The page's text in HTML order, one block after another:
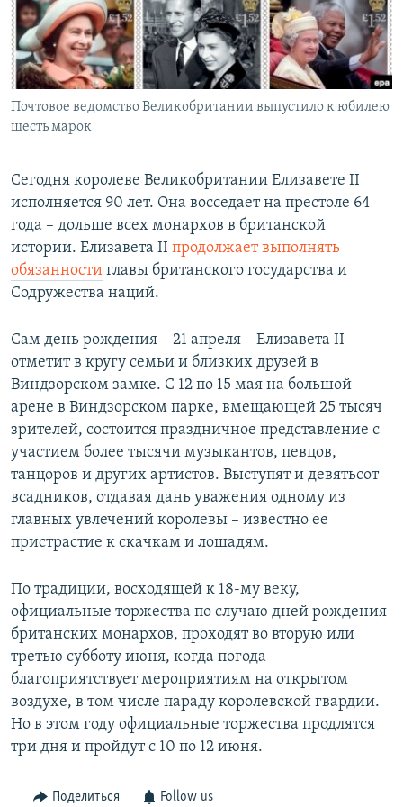
Հայերեն
English
Русский
Почтовое ведомство Великобритании выпустило к юбилею
шесть марок
Сегодня королеве Великобритании Елизавете II
исполняется 90 лет. Она восседает на престоле 64
года – дольше всех монархов в британской
истории. Елизавета II продолжает выполнять
обязанности главы британского государства и
Содружества наций.
Сам день рождения – 21 апреля – Елизавета II
отметит в кругу семьи и близких друзей в
Виндзорском замке. С 12 по 15 мая на большой
арене в Виндзорском парке, вмещающей 25 тысяч
зрителей, состоится праздничное представление с
участием более тысячи музыкантов, певцов,
танцоров и других артистов. Выступят и девятьсот
всадников, отдавая дань уважения одному из
главных увлечений королевы – известно ее
пристрастие к скачкам и лошадям.
По традиции, восходящей к 18-му веку,
официальные торжества по случаю дней рождения
британских монархов, проходят во вторую или
третью субботу июня, когда погода
благоприятствует мероприятиям на открытом
воздухе, в том числе параду королевской гвардии.
Но в этом году официальные торжества продлятся
три дня и пройдут с 10 по 12 июня.
Поделиться Follow us